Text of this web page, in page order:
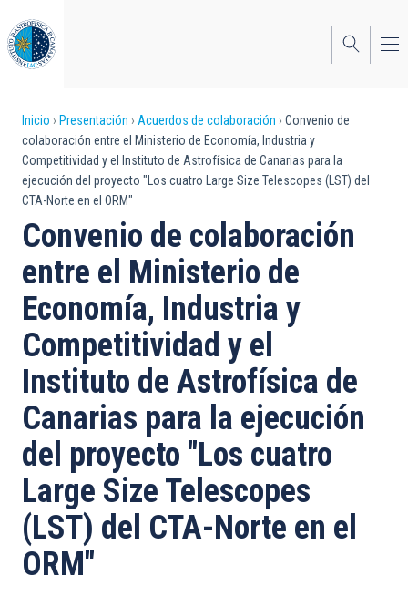
al
contenido
principal
Sobrescribir
enlaces
de
ayuda
a
la
navegación
Inicio Presentación Acuerdos de colaboración
Convenio de
colaboración entre el Ministerio de Economía, Industria y
Competitividad y el Instituto de Astrofísica de Canarias para la
ejecución del proyecto "Los cuatro Large Size Telescopes (LST) del
CTA-Norte en el ORM"
Convenio de colaboración
entre el Ministerio de
Economía, Industria y
Competitividad y el
Instituto de Astrofísica de
Canarias para la ejecución
del proyecto "Los cuatro
Large Size Telescopes
(LST) del CTA-Norte en el
ORM"